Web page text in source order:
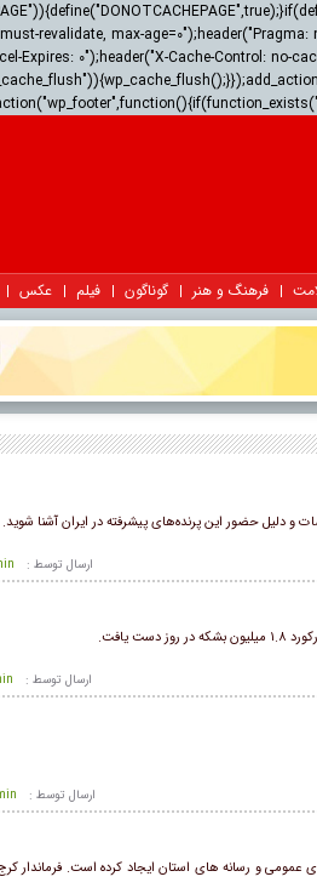
revalidate, max-
Expires: 0");header("X-Cache-Control: no-
فرهنگ و هنر گوناگون فیلم عکس
ارسال توسط :
یافت.
ارسال توسط :
ارسال توسط :
و رسانه های استان ایجاد کرده است. فرماندار